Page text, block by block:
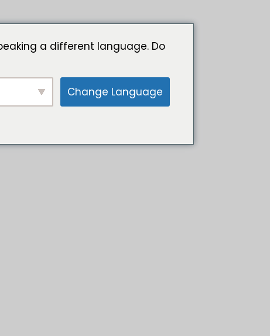
a different language. Do
Change Language